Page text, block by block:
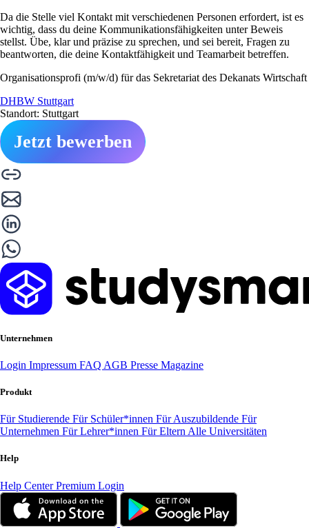
Da die Stelle viel Kontakt mit verschiedenen Personen erfordert, ist es
wichtig, dass du deine Kommunikationsfähigkeiten unter Beweis
stellst. Übe, klar und präzise zu sprechen, und sei bereit, Fragen zu
beantworten, die deine Kontaktfähigkeit und Teamarbeit betreffen.
Organisationsprofi (m/w/d) für das Sekretariat des Dekanats Wirtschaft
DHBW Stuttgart
Standort: Stuttgart
Jetzt bewerben
Unternehmen
Login Impressum FAQ AGB Presse Magazine
Produkt
Für Studierende Für Schüler*innen Für Auszubildende Für
Unternehmen Für Lehrer*innen Für Eltern Alle Universitäten
Help
Help CenterPremium Login